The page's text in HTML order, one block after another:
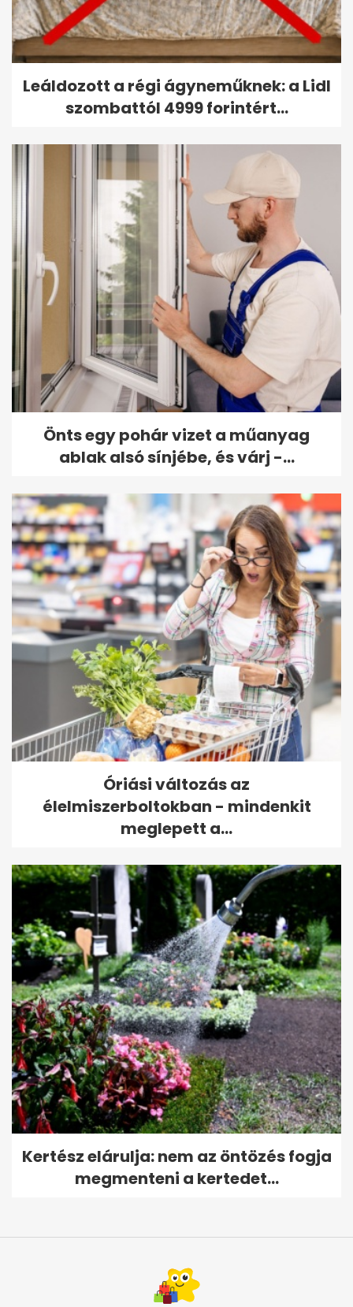
Leáldozott a régi ágyneműknek: a Lidl
szombattól 4999 forintért...
Önts egy pohár vizet a műanyag
ablak alsó sínjébe, és várj -...
Óriási változás az
élelmiszerboltokban - mindenkit
meglepett a...
Kertész elárulja: nem az öntözés fogja
megmenteni a kertedet...